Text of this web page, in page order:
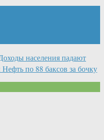
населения падают
Нефть по 88 баксов за бочку